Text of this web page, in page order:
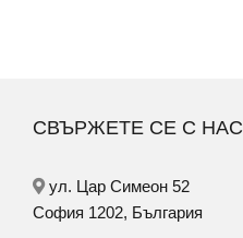
СВЪРЖЕТЕ СЕ С НАС
ул. Цар Симеон 52
София 1202, България